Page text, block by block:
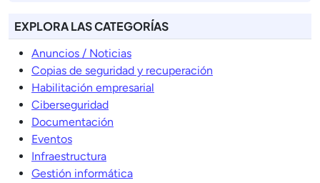
EXPLORA LAS CATEGORÍAS
Anuncios / Noticias
Copias de seguridad y recuperación
Habilitación empresarial
Ciberseguridad
Documentación
Eventos
Infraestructura
Gestión informática